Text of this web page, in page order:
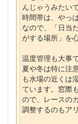
んじゃうみたい
時間帯は、やっ
なので、「日当
がする場所」を
温度管理も大事
夏や冬は特に注
も水場の近くは
ています。窓際
ので、レースの
調整するのもア